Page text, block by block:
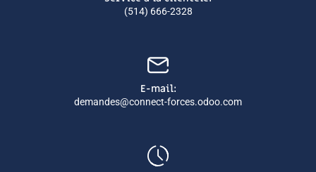
(514) 666-2328
E-mail:
demandes@connect-forces.odoo.com